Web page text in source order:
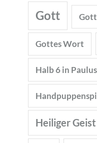
Gott
Gottes Wort
Halb 6 in Paulus
Heiliger Geist